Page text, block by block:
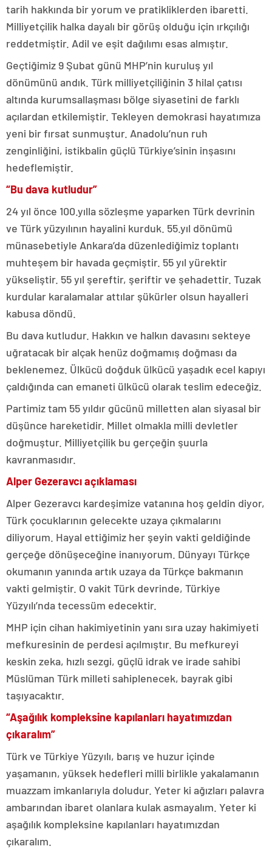
tarih hakkında bir yorum ve pratikliklerden ibaretti.
Milliyetçilik halka dayalı bir görüş olduğu için ırkçılığı
reddetmiştir. Adil ve eşit dağılımı esas almıştır.
Geçtiğimiz 9 Şubat günü MHP’nin kuruluş yıl
dönümünü andık. Türk milliyetçiliğinin 3 hilal çatısı
altında kurumsallaşması bölge siyasetini de farklı
açılardan etkilemiştir. Tekleyen demokrasi hayatımıza
yeni bir fırsat sunmuştur. Anadolu’nun ruh
zenginliğini, istikbalin güçlü Türkiye’sinin inşasını
hedeflemiştir.
“Bu dava kutludur”
24 yıl önce 100.yılla sözleşme yaparken Türk devrinin
ve Türk yüzyılının hayalini kurduk. 55.yıl dönümü
münasebetiyle Ankara’da düzenlediğimiz toplantı
muhteşem bir havada geçmiştir. 55 yıl yürektir
yükseliştir. 55 yıl şereftir, şeriftir ve şehadettir. Tuzak
kurdular karalamalar attılar şükürler olsun hayalleri
kabusa döndü.
Bu dava kutludur. Hakkın ve halkın davasını sekteye
uğratacak bir alçak henüz doğmamış doğması da
beklenemez. Ülkücü doğduk ülkücü yaşadık ecel kapıyı
çaldığında can emaneti ülkücü olarak teslim edeceğiz.
Partimiz tam 55 yıldır gücünü milletten alan siyasal bir
düşünce hareketidir. Millet olmakla milli devletler
doğmuştur. Milliyetçilik bu gerçeğin şuurla
kavranmasıdır.
Alper Gezeravcı açıklaması
Alper Gezeravcı kardeşimize vatanına hoş geldin diyor,
Türk çocuklarının gelecekte uzaya çıkmalarını
diliyorum. Hayal ettiğimiz her şeyin vakti geldiğinde
gerçeğe dönüşeceğine inanıyorum. Dünyayı Türkçe
okumanın yanında artık uzaya da Türkçe bakmanın
vakti gelmiştir. O vakit Türk devrinde, Türkiye
Yüzyılı’nda tecessüm edecektir.
MHP için cihan hakimiyetinin yanı sıra uzay hakimiyeti
mefkuresinin de perdesi açılmıştır. Bu mefkureyi
keskin zeka, hızlı sezgi, güçlü idrak ve irade sahibi
Müslüman Türk milleti sahiplenecek, bayrak gibi
taşıyacaktır.
“Aşağılık kompleksine kapılanları hayatımızdan
çıkaralım”
Türk ve Türkiye Yüzyılı, barış ve huzur içinde
yaşamanın, yüksek hedefleri milli birlikle yakalamanın
muazzam imkanlarıyla doludur. Yeter ki ağızları palavra
ambarından ibaret olanlara kulak asmayalım. Yeter ki
aşağılık kompleksine kapılanları hayatımızdan
çıkaralım.